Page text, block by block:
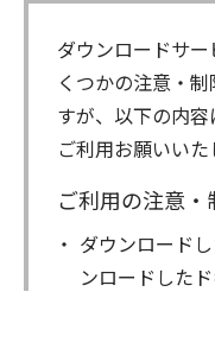
ダウンロードサ
くつかの注意・
すが、以下の内
ご利用お願いい
ご利用の注意・
ダウンロード
ンロードした